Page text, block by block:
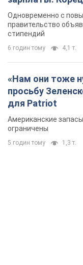
5 годин тому